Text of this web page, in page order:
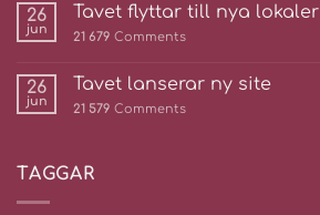
26
jun
Tavet flyttar till nya lokaler
21 679 Comments
26
jun
Tavet lanserar ny site
21 579 Comments
TAGGAR